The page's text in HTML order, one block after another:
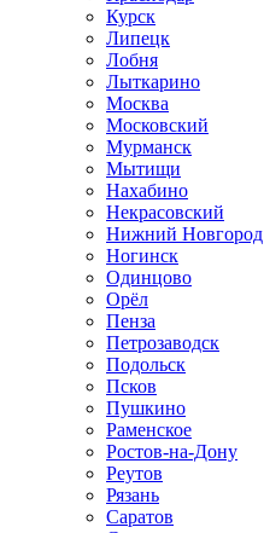
Курск
Липецк
Лобня
Лыткарино
Москва
Московский
Мурманск
Мытищи
Нахабино
Некрасовский
Нижний Новгород
Ногинск
Одинцово
Орёл
Пенза
Петрозаводск
Подольск
Псков
Пушкино
Раменское
Ростов-на-Дону
Реутов
Рязань
Саратов